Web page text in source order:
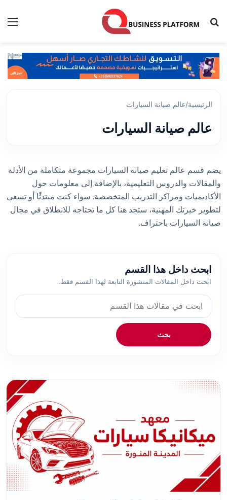
بحث عن
الرئيسية/عالم صيانة السيارات
عالم صيانة السيارات
يضم قسم عالم تعليم صيانة السيارات مجموعة متكاملة من الأدلة
والمقالات والدروس التعليمية، بالإضافة إلى معلومات حول
الأكاديميات ومراكز التدريب المتخصصة. سواء كنت مبتدئًا أو تسعى
لتطوير خبرتك المهنية، ستجد هنا كل ما تحتاجه للانطلاق في مجال
صيانة السيارات باحتراف.
ابحث داخل هذا القسم
ابحث داخل المقالات المنشورة التابعة لهذا القسم فقط.
ع
ر
ة
ح
ث
بحث